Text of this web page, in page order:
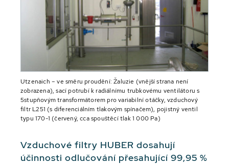
Utzenaich – ve směru proudění: Žaluzie (vnější strana není
zobrazena), sací potrubí k radiálnímu trubkovému ventilátoru s
5stupňovým transformátorem pro variabilní otáčky, vzduchový
filtr L251 (s diferenciálním tlakovým spínačem), pojistný ventil
typu 170-1 (červený, cca spouštěcí tlak 1 000 Pa)
Vzduchové filtry HUBER dosahují
účinnosti odlučování přesahující 99,95 %